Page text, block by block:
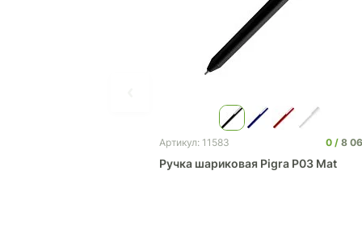
Артикул: 11583 0 8
Ручка шариковая Pigra P03 Mat